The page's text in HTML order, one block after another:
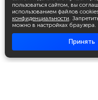
пользоваться сайтом, вы
использованием файлов
конфиденциальности.
можно в настройках браузера.
Принять